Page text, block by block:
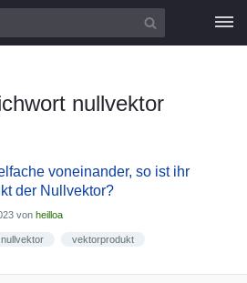
nullvektor
voneinander, so ist ihr
der Nullvektor?
von heilloa
nullvektor vektorprodukt